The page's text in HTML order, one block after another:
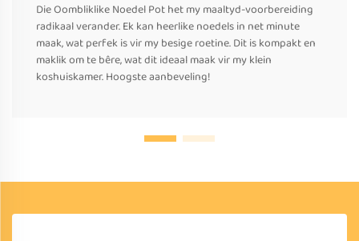
Die Oombliklike Noedel Pot het my maaltyd-voorbereiding
radikaal verander. Ek kan heerlike noedels in net minute
maak, wat perfek is vir my besige roetine. Dit is kompakt en
maklik om te bêre, wat dit ideaal maak vir my klein
koshuiskamer. Hoogste aanbeveling!